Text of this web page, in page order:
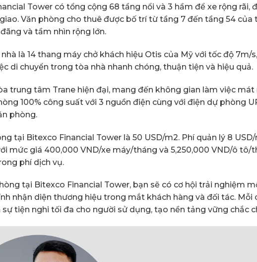
Tower có tổng cộng 68 tầng nổi và 3 hầm để xe rộng
Văn phòng cho thuê được bố trí từ tầng 7 đến tầng 54
và tầm nhìn rộng lớn.
là 14 thang máy chở khách hiệu Otis của Mỹ với tốc độ
di chuyển trong tòa nhà nhanh chóng, thuận tiện và hiệu quả.
trung tâm Trane hiện đại, mang đến không gian làm việc
100% công suất với 3 nguồn điện cùng với điện dự phòng
phòng.
tại Bitexco Financial Tower là 50 USD/m2. Phí quản lý 8
mức giá 400,000 VND/xe máy/tháng và 5,250,000 VND/ô
phí dịch vụ.
tại Bitexco Financial Tower, bạn sẽ có cơ hội trải nghiệm
nhận diện thương hiệu trong mắt khách hàng và đối tác.
tiện nghi tối đa cho người sử dụng, tạo nền tảng vững chắc